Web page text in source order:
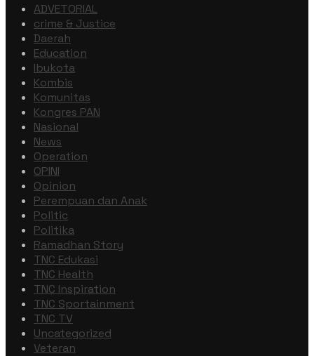
ADVETORIAL
crime & Justice
Daerah
Education
Ibukota
Kombis
Komunitas
Kongres PAN
Nasional
News
Operation
OPINI
Opinion
Perempuan dan Anak
Politic
Politika
Ramadhan Story
TNC Edukasi
TNC Health
TNC Inspiration
TNC Sportainment
TNC TV
Uncategorized
Veteran